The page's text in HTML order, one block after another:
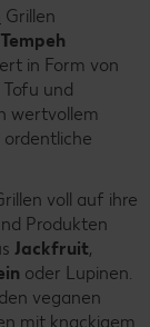
Grillen
Tempeh
in Form von
und
wertvollem
voll auf ihre
Produkten
Jackfruit,
oder Lupinen.
veganen
mit knackigem